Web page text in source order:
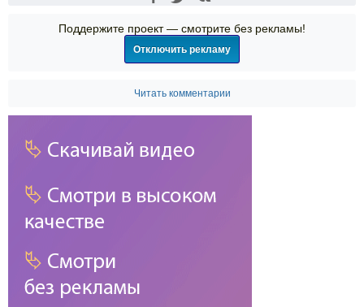
Поддержите проект — смотрите без рекламы!
Отключить рекламу
Читать комментарии